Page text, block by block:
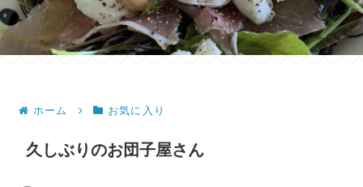
ホーム お気に入り
久しぶりのお団子屋さん